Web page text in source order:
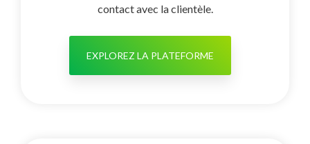
contact avec la clientèle.
EXPLOREZ LA PLATEFORME